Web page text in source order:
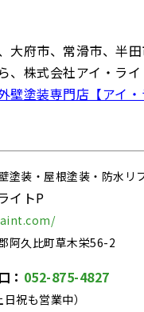
大府市、常滑市、半
、株式会社アイ・ラ
壁塗装専門店【アイ・
塗装・屋根塗装・防水リ
イトP
阿久比町草木栄56-2
： 052-875-4827
祝も営業中）